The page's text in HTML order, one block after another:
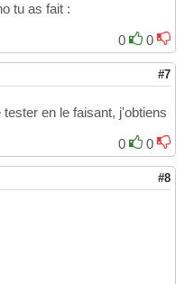
tu as fait :
0
0
#7
en le faisant, j'obtiens
0
0
#8